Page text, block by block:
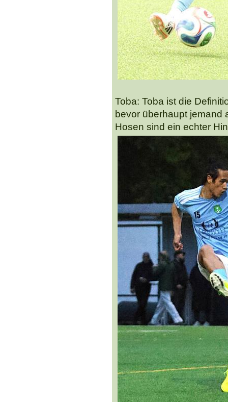
Toba: Toba ist die
bevor überhaupt jemand
Hosen sind ein echter